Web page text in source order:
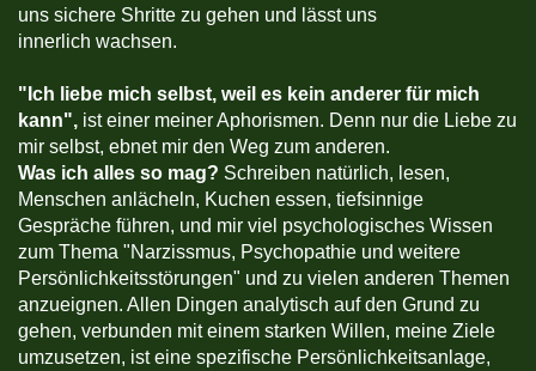
uns sichere Shritte zu gehen und lässt uns
innerlich wachsen.
" Ich liebe mich selbst, weil es kein anderer für mich
kann", ist einer meiner Aphorismen. Denn nur die Liebe zu
mir selbst, ebnet mir den Weg zum anderen.
Was ich alles so mag? Schreiben natürlich, lesen,
Menschen anlächeln, Kuchen essen, tiefsinnige
Gespräche führen, und mir viel psychologisches Wissen
zum Thema "Narzissmus, Psychopathie und weitere
Persönlichkeitsstörungen" und zu vielen anderen Themen
anzueignen. Allen Dingen analytisch auf den Grund zu
gehen, verbunden mit einem starken Willen, meine Ziele
umzusetzen, ist eine spezifische Persönlichkeitsanlage,